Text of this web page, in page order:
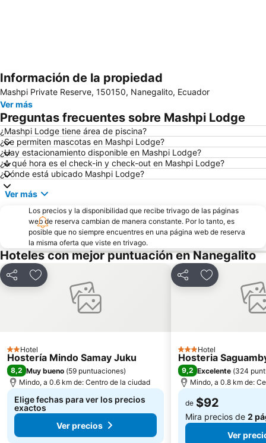
Ampliar mapa
Información de la propiedad
Mashpi Private Reserve, 150150, Nanegalito, Ecuador
Ver más
Preguntas frecuentes sobre Mashpi Lodge
¿Mashpi Lodge tiene área de piscina?
¿Se permiten mascotas en Mashpi Lodge?
¿Hay estacionamiento disponible en Mashpi Lodge?
¿A qué hora es el check-in y check-out en Mashpi Lodge?
¿Dónde está ubicado Mashpi Lodge?
Ver más
Los precios y la disponibilidad que recibe trivago de las páginas
web de reserva cambian de manera constante. Por lo tanto, es
posible que no siempre encuentres en una página web de reserva
la misma oferta que viste en trivago.
Hoteles con mejor puntuación en Nanegalito
CompartirAgregar a favoritos
2 Estrellas
Hotel
Hostería Mindo Samay Juku
8,2 Muy bueno (59 puntuaciones)
Mindo, a 0.6 km de: Centro de la ciudad
Elige fechas para ver los precios
exactos
Ver precios
CompartirAgregar a
3 Estrellas
Hotel
Hosteria
9,2 Excelente (324
Mindo, a 0.8 km de:
de $92
Mira precios de 2
Ver